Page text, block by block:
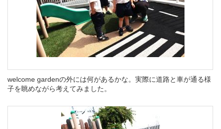
welcome gardenの外には何があるかな。実際に道路と車が通る様
子を眺めながら考えてみました。